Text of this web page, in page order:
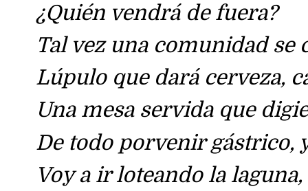
¿Quién vendrá de fuera?
Tal vez una comunidad se
Lúpulo que dará cerveza,
Una mesa servida que
De todo porvenir gástrico,
Voy a ir loteando la laguna,